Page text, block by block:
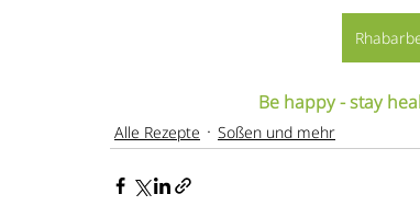
Be happy - stay
Alle Rezepte Soßen und mehr